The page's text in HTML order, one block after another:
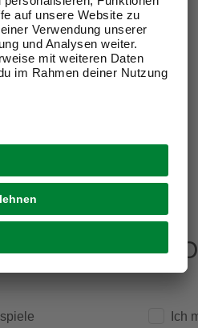
schöneren
Ich